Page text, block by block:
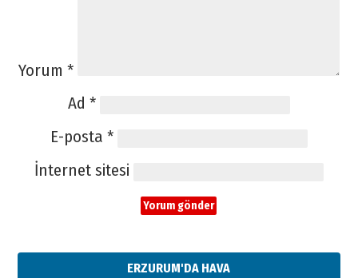
Yorum *
Ad *
E-posta *
İnternet sitesi
ERZURUM'DA HAVA